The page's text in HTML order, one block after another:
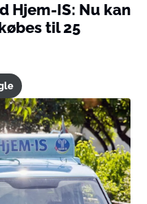
Hjem-IS: Nu kan
til 25